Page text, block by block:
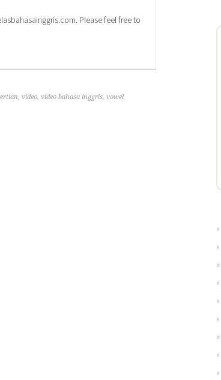
Please feel free to
, video, video bahasa inggris, vowel